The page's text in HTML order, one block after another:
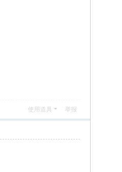
使用道具 举报